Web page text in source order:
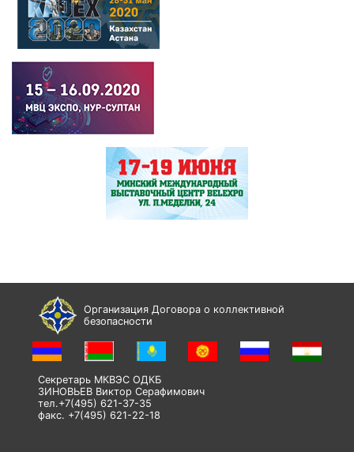
Организация Договора о коллективной
безопасности
Секретарь МКВЭС ОДКБ
ЗИНОВЬЕВ Виктор Серафимович
тел.+7(495) 621-37-35
факс. +7(495) 621-22-18